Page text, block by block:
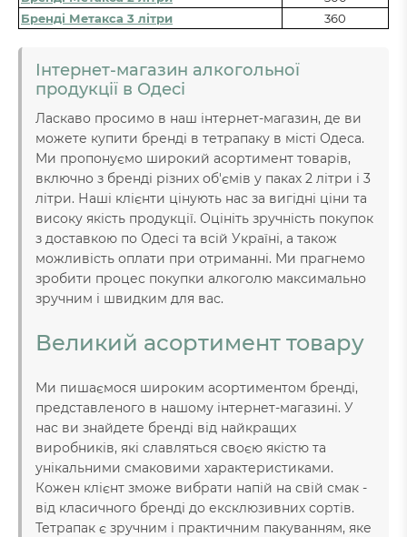
Бренді Метакса 3 літри
360
Інтернет-магазин алкогольної
продукції в Одесі
Ласкаво просимо в наш інтернет-магазин, де ви
можете купити бренді в тетрапаку в місті Одеса.
Ми пропонуємо широкий асортимент товарів,
включно з бренді різних об'ємів у паках 2 літри і 3
літри. Наші клієнти цінують нас за вигідні ціни та
високу якість продукції. Оцініть зручність покупок
з доставкою по Одесі та всій Україні, а також
можливість оплати при отриманні. Ми прагнемо
зробити процес покупки алкоголю максимально
зручним і швидким для вас.
Великий асортимент товару
Ми пишаємося широким асортиментом бренді,
представленого в нашому інтернет-магазині. У
нас ви знайдете бренді від найкращих
виробників, які славляться своєю якістю та
унікальними смаковими характеристиками.
Кожен клієнт зможе вибрати напій на свій смак -
від класичного бренді до ексклюзивних сортів.
Тетрапак є зручним і практичним пакуванням, яке